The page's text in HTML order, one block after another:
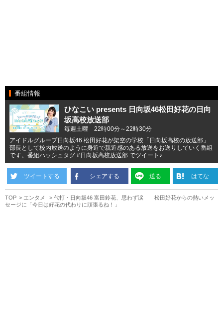
番組情報
ひなこい presents 日向坂46松田好花の日向
坂高校放送部
毎週土曜 22時00分～22時30分
アイドルグループ日向坂46 松田好花が架空の学校「日向坂高校の放送部」
部長として校内放送のように身近で親近感のある放送をお送りしていく番組
です。番組ハッシュタグ #日向坂高校放送部 でツイート♪
ツイートする シェアする 送る はてな
TOP エンタメ
代打・日向坂46 富田鈴花、思わず涙 松田好花からの熱いメッ
セージに「今日は好花の代わりに頑張るね！」